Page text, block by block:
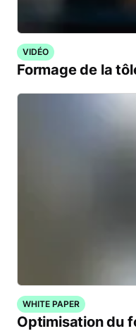
VIDÉO
Formage de la
WHITE PAPER
Optimisation du